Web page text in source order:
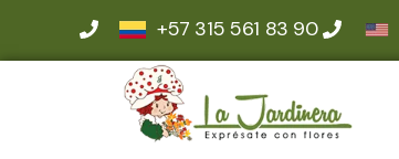
+57 315 561 83 90